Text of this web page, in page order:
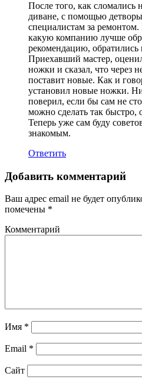
После того, как сломались
диване, с помощью
специалистам за
какую компанию лучше
рекомендацию,
Приехавший мастер,
ножки и сказал, что через
поставит новые. Как и
установил новые ножки.
поверил, если бы сам не
можно сделать так быстро,
Теперь уже сам буду
знакомым.
Ответить
Добавить комментарий
Ваш адрес email не будет
помечены *
Комментарий
Имя *
Email *
Сайт